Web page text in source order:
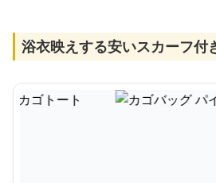
浴衣映えする安いスカーフ付